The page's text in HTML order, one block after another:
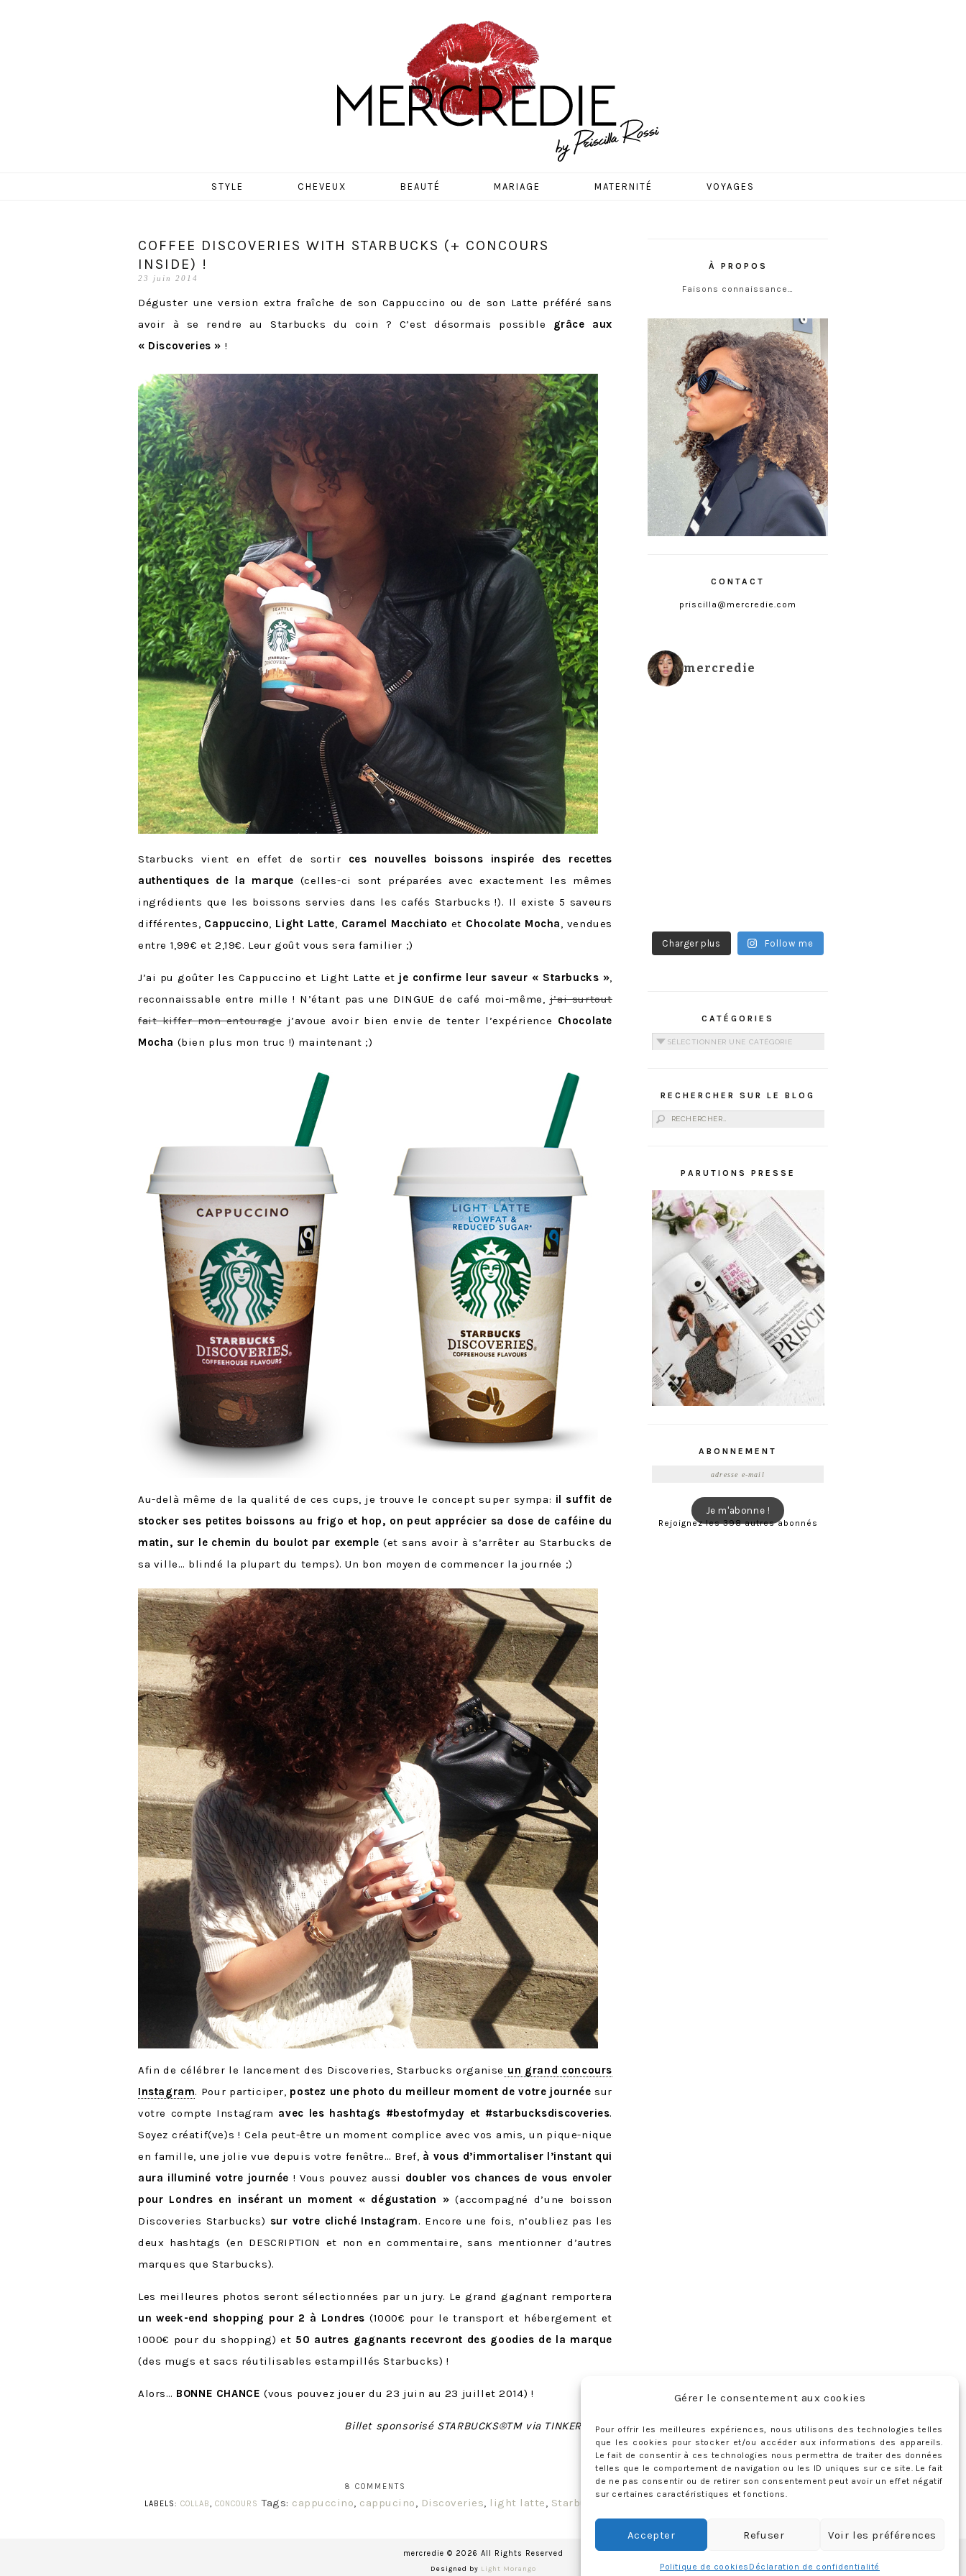
Gérer le consentement aux cookies
Pour offrir les meilleures expériences, nous utilisons des technologies telles
que les cookies pour stocker et/ou accéder aux informations des appareils.
Le fait de consentir à ces technologies nous permettra de traiter des données
telles que le comportement de navigation ou les ID uniques sur ce site. Le fait
de ne pas consentir ou de retirer son consentement peut avoir un effet négatif
sur certaines caractéristiques et fonctions.
Accepter Refuser Voir les préférences
Politique de cookies Déclaration de confidentialité
MERCREDIE
STYLE CHEVEUX BEAUTÉ MARIAGE MATERNITÉ VOYAGES
COFFEE DISCOVERIES WITH STARBUCKS (+ CONCOURS
INSIDE) !
23 juin 2014
Déguster une version extra fraîche de son Cappuccino ou de son Latte préféré sans
avoir à se rendre au Starbucks du coin ? C’est désormais possible grâce aux
« Discoveries » !
Starbucks vient en effet de sortir ces nouvelles boissons inspirée des recettes
authentiques de la marque (celles-ci sont préparées avec exactement les mêmes
ingrédients que les boissons servies dans les cafés Starbucks !). Il existe 5 saveurs
différentes, Cappuccino, Light Latte, Caramel Macchiato et Chocolate Mocha, vendues
entre 1,99€ et 2,19€. Leur goût vous sera familier ;)
J’ai pu goûter les Cappuccino et Light Latte et je confirme leur saveur « Starbucks »,
reconnaissable entre mille ! N’étant pas une DINGUE de café moi-même, j’ai surtout
fait kiffer mon entouragej’avoue avoir bien envie de tenter l’expérience Chocolate
Mocha (bien plus mon truc !) maintenant ;)
Au-delà même de la qualité de ces cups, je trouve le concept super sympa: il suffit de
stocker ses petites boissons au frigo et hop, on peut apprécier sa dose de caféine du
matin, sur le chemin du boulot par exemple (et sans avoir à s’arrêter au Starbucks de
sa ville… blindé la plupart du temps). Un bon moyen de commencer la journée ;)
Afin de célébrer le lancement des Discoveries, Starbucks organise un grand concours
Instagram. Pour participer, postez une photo du meilleur moment de votre journéesur
votre compte Instagram avec les hashtags #bestofmyday et #starbucksdiscoveries.
Soyez créatif(ve)s ! Cela peut-être un moment complice avec vos amis, un pique-nique
en famille, une jolie vue depuis votre fenêtre… Bref, à vous d’immortaliser l’instant qui
aura illuminé votre journée ! Vous pouvez aussi doubler vos chances de vous envoler
pour Londres en insérant un moment « dégustation » (accompagné d’une boisson
Discoveries Starbucks) sur votre cliché Instagram. Encore une fois, n’oubliez pas les
deux hashtags (en DESCRIPTION et non en commentaire, sans mentionner d’autres
marques que Starbucks).
Les meilleures photos seront sélectionnées par un jury. Le grand gagnant remportera
un week-end shopping pour 2 à Londres (1000€ pour le transport et hébergement et
1000€ pour du shopping) et 50 autres gagnants recevront des goodies de la marque
(des mugs et sacs réutilisables estampillés Starbucks) !
Alors… BONNE CHANCE(vous pouvez jouer du 23 juin au 23 juillet 2014) !
Billet sponsorisé STARBUCKS®TM via TINKERSTYLE
8 COMMENTS
LABELS: COLLAB, CONCOURS Tags: cappuccino, cappucino, Discoveries, light latte, Starbucks
À PROPOS
Faisons connaissance…
CONTACT
priscilla@mercredie.com
mercredie
Charger plus Follow me
CATÉGORIES
Catégories
RECHERCHER SUR LE BLOG
Rechercher :
PARUTIONS PRESSE
ABONNEMENT
Je m'abonne !
Rejoignez les 398 autres abonnés
mercredie © 2026 All Rights Reserved
Designed by Light Morango